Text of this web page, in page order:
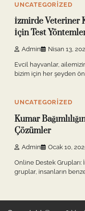
UNCATEGORIZED
İzmirde Veteriner
İçin Test
Admin Nisan 13,
Evcil hayvanlar,
bizim için her şeyden
UNCATEGORIZED
Kumar
Çözümler
Admin Ocak 10,
Online Destek
gruplar, insanların